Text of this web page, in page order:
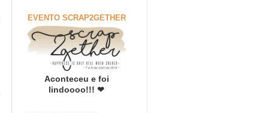
EVENTO SCRAP2GETHER
Aconteceu e foi
lindoooo!!! ❤